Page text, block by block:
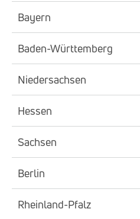
Bayern
Baden-Württemberg
Niedersachsen
Hessen
Sachsen
Berlin
Rheinland-Pfalz